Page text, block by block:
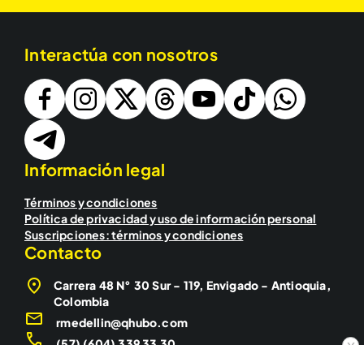
Interactúa con nosotros
Información legal
Términos y condiciones
Política de privacidad y uso de información personal
Suscripciones: términos y condiciones
Contacto
Carrera 48 N° 30 Sur - 119, Envigado - Antioquia,
Colombia
rmedellin@qhubo.com